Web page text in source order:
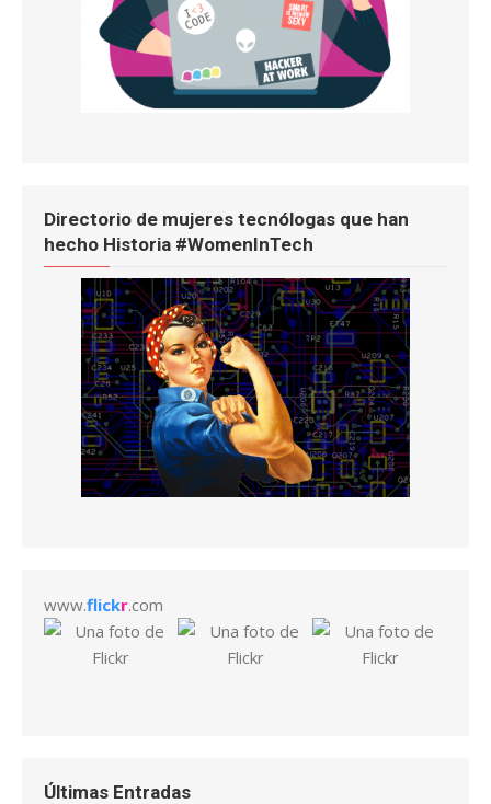
Directorio de mujeres tecnólogas que han
hecho Historia #WomenInTech
www.flickr.com
Últimas Entradas